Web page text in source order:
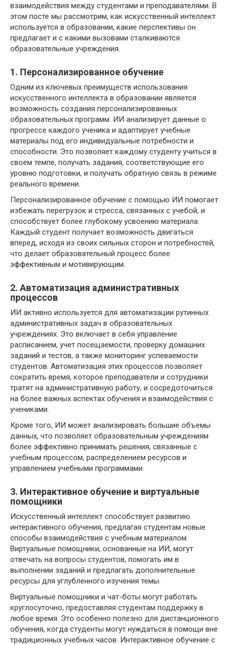
взаимодействия между студентами и преподавателями. В
этом посте мы рассмотрим, как искусственный интеллект
используется в образовании, какие перспективы он
предлагает и с какими вызовами сталкиваются
образовательные учреждения.
1. Персонализированное обучение
Одним из ключевых преимуществ использования
искусственного интеллекта в образовании является
возможность создания персонализированных
образовательных программ. ИИ анализирует данные о
прогрессе каждого ученика и адаптирует учебные
материалы под его индивидуальные потребности и
способности. Это позволяет каждому студенту учиться в
своем темпе, получать задания, соответствующие его
уровню подготовки, и получать обратную связь в режиме
реального времени.
Персонализированное обучение с помощью ИИ помогает
избежать перегрузок и стресса, связанных с учебой, и
способствует более глубокому усвоению материала.
Каждый студент получает возможность двигаться
вперед, исходя из своих сильных сторон и потребностей,
что делает образовательный процесс более
эффективным и мотивирующим.
2. Автоматизация административных
процессов
ИИ активно используется для автоматизации рутинных
административных задач в образовательных
учреждениях. Это включает в себя управление
расписанием, учет посещаемости, проверку домашних
заданий и тестов, а также мониторинг успеваемости
студентов. Автоматизация этих процессов позволяет
сократить время, которое преподаватели и сотрудники
тратят на административную работу, и сосредоточиться
на более важных аспектах обучения и взаимодействия с
учениками.
Кроме того, ИИ может анализировать большие объемы
данных, что позволяет образовательным учреждениям
более эффективно принимать решения, связанные с
учебным процессом, распределением ресурсов и
управлением учебными программами.
3. Интерактивное обучение и виртуальные
помощники
Искусственный интеллект способствует развитию
интерактивного обучения, предлагая студентам новые
способы взаимодействия с учебным материалом.
Виртуальные помощники, основанные на ИИ, могут
отвечать на вопросы студентов, помогать им в
выполнении заданий и предлагать дополнительные
ресурсы для углубленного изучения темы.
Виртуальные помощники и чат-боты могут работать
круглосуточно, предоставляя студентам поддержку в
любое время. Это особенно полезно для дистанционного
обучения, когда студенты могут нуждаться в помощи вне
традиционных учебных часов. Интерактивное обучение с